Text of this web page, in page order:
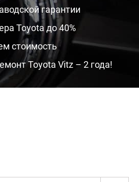
гарантии
Toyota до 40%
стоимость
Toyota Vitz – 2 года!